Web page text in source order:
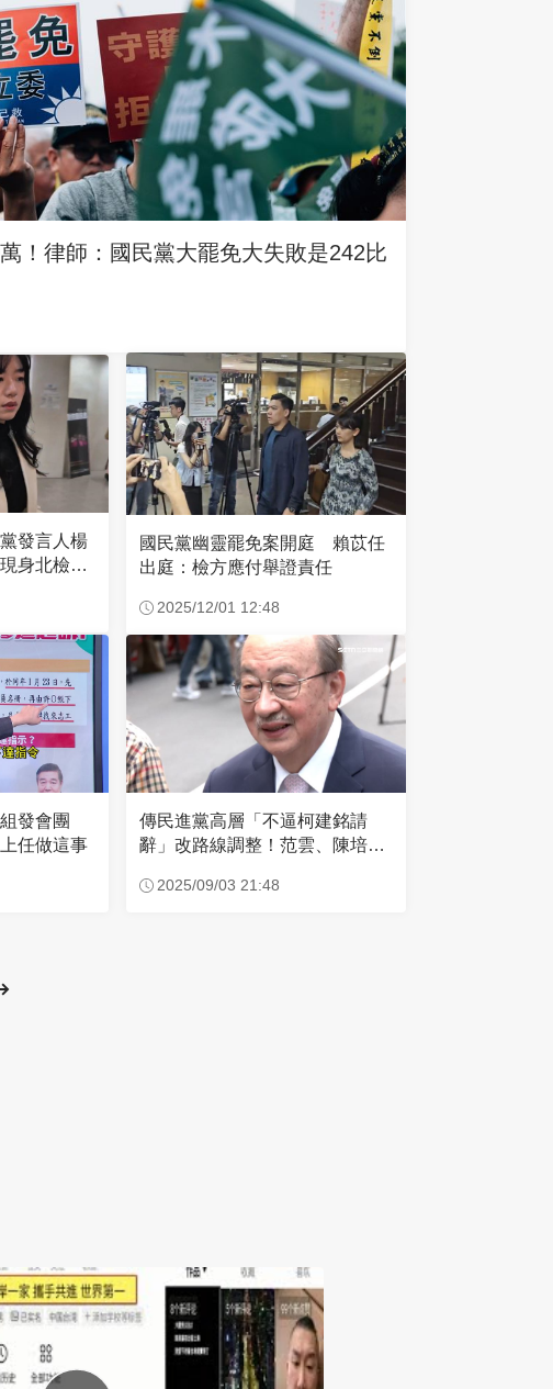
！律師：國民黨大罷免大失敗是242比
發言人楊
身北檢畫
國民黨幽靈罷免案開庭 賴苡任
出庭：檢方應付舉證責任
2025/12/01 12:48
發會團
任做這事
傳民進黨高層「不逼柯建銘請
辭」改路線調整！范雲、陳培瑜
2025/09/03 21:48